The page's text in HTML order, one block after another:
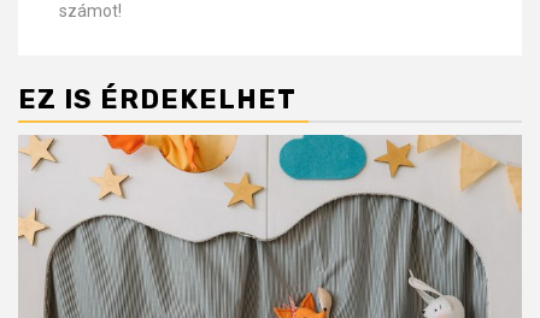
számot!
EZ IS ÉRDEKELHET